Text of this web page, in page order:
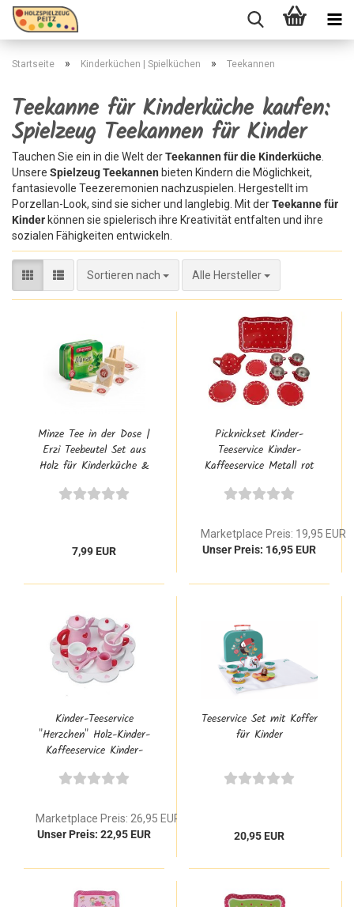
Startseite » Kinderküchen | Spielküchen » Teekannen
Teekanne für Kinderküche kaufen:
Spielzeug Teekannen für Kinder
Tauchen Sie ein in die Welt derTeekannen für die Kinderküche
Unsere Spielzeug Teekannen bieten Kindern die Möglichkeit,
fantasievolle Teezeremonien nachzuspielen. Hergestellt im
Porzellan-Look, sind sie sicher und langlebig. Mit derTeekanne für
Kinder können sie spielerisch ihre Kreativität entfalten und ihre
sozialen Fähigkeiten entwickeln.
Sortieren nach
Sortieren nach Alle Hersteller
Minze Tee in der Dose |
Erzi Teebeutel Set aus
Holz für Kinderküche &
7,99 EUR
Picknickset Kinder-
Teeservice Kinder-
Kaffeeservice Metall rot
SLH 2172
Marketplace Preis: 19,95 EUR
Unser Preis: 16,95 EUR
Kinder-Teeservice
"Herzchen" Holz-Kinder-
Kaffeeservice Kinder-
Marketplace Preis: 26,95 EUR
Unser Preis: 22,95 EUR
Teeservice Set mit Koffer
für Kinder
20,95 EUR